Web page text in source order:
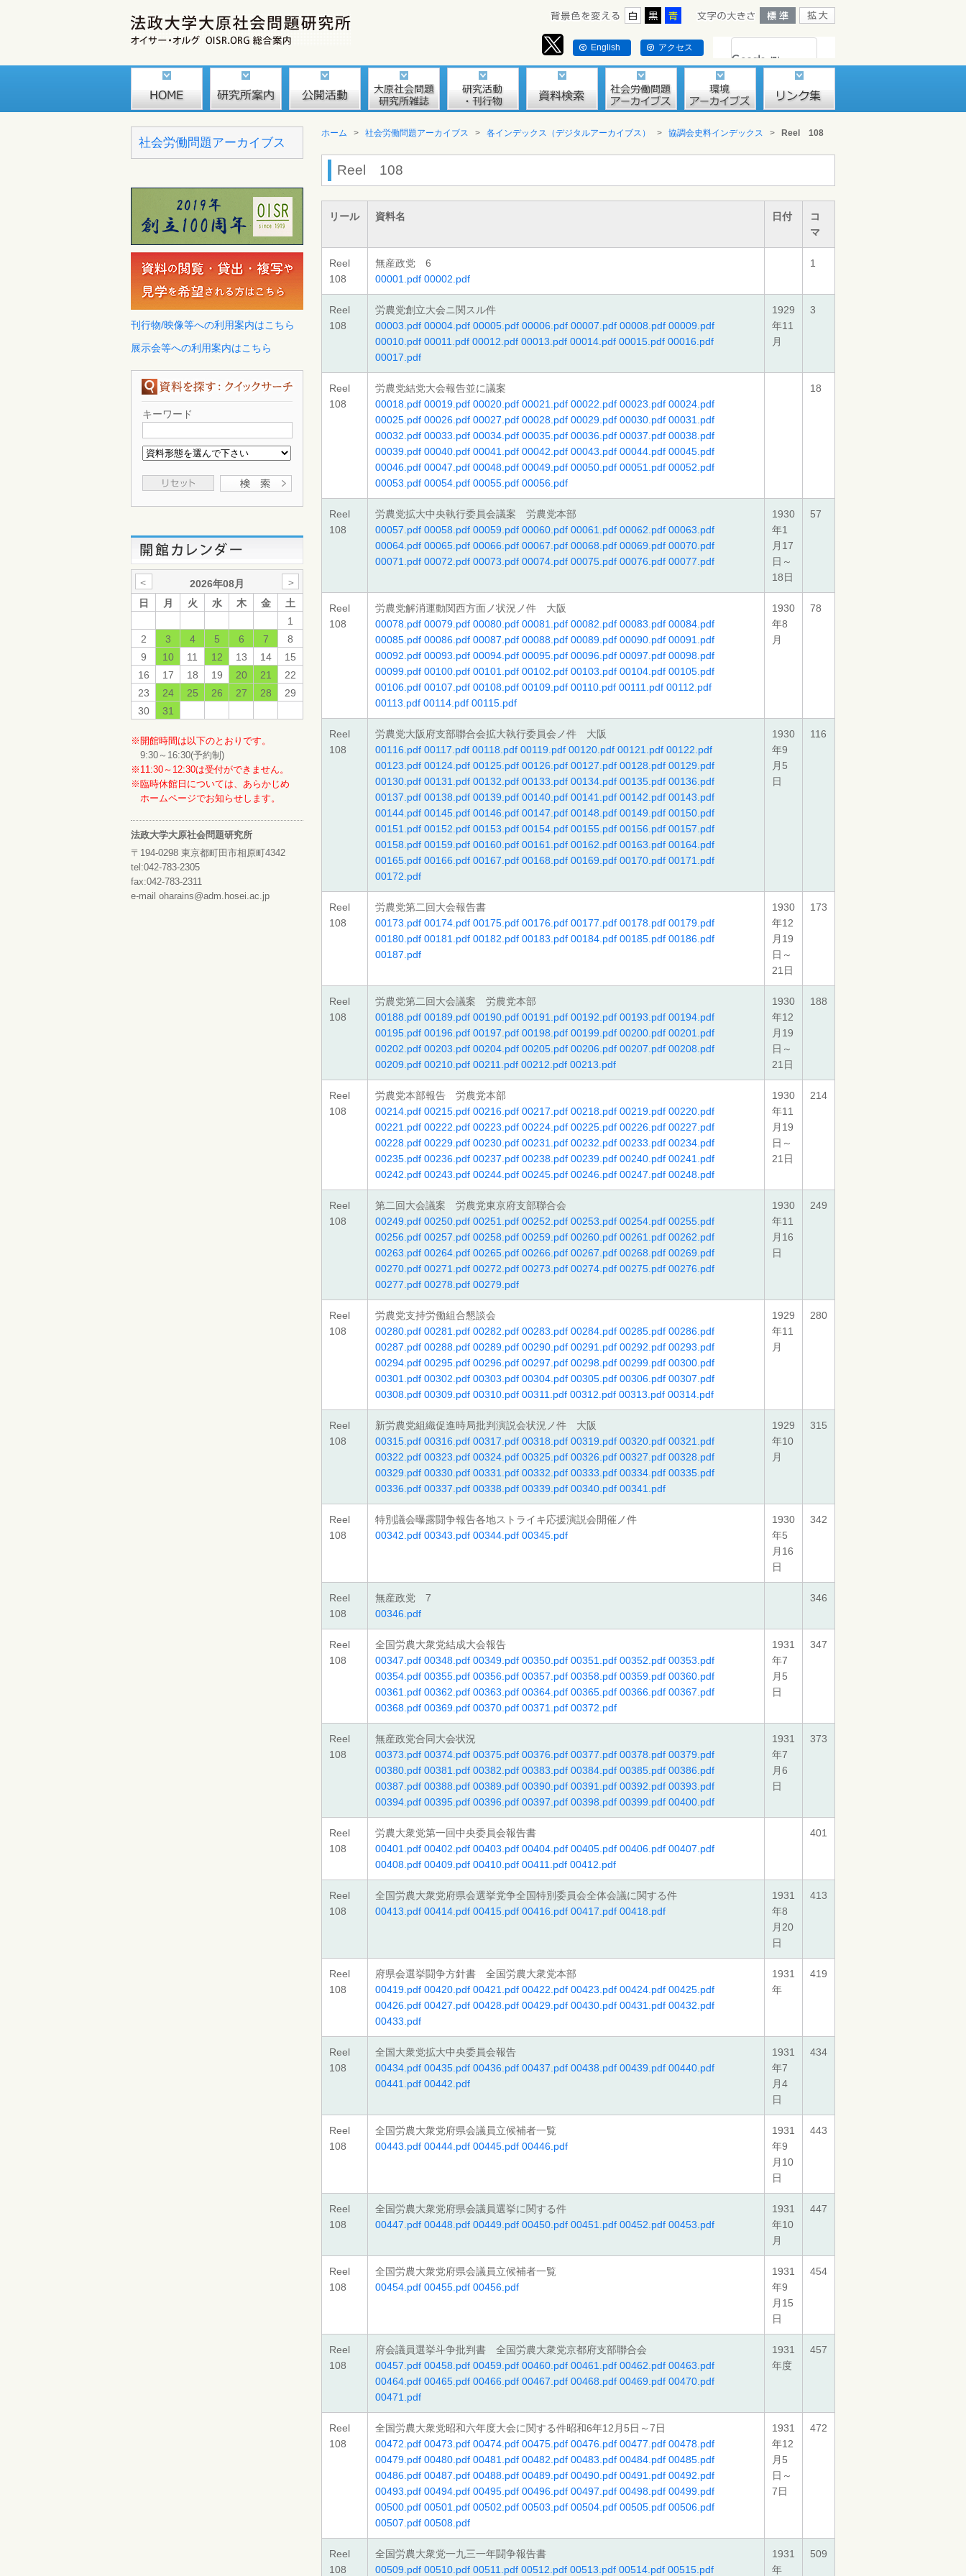
English アクセス
社会労働問題アーカイブス
刊行物/映像等への利用案内はこちら
展示会等への利用案内はこちら
キーワード
＜ 2026年08月
＞
日
月 火 水 木 金
土
1
2
3 4 5 6 7
8
9
10 11 12 13 14
15
16
17 18 19 20 21
22
23
24 25 26 27 28
29
30
31
※開館時間は以下のとおりです。
9:30～16:30(予約制)
※11:30～12:30は受付ができません。
※臨時休館日については、あらかじめ
ホームページでお知らせします。
法政大学大原社会問題研究所
〒194-0298 東京都町田市相原町4342
tel:042-783-2305
fax:042-783-2311
e-mail oharains@adm.hosei.ac.jp
ホーム > 社会労働問題アーカイブス > 各インデックス（デジタルアーカイブス） > 協調会史料インデックス > Reel 108
Reel 108
リール 資料名 日付
コ
マ
Reel
108
無産政党 6
00001.pdf 00002.pdf
1
Reel
108
労農党創立大会ニ関スル件
00003.pdf 00004.pdf 00005.pdf 00006.pdf 00007.pdf 00008.pdf 00009.pdf
00010.pdf 00011.pdf 00012.pdf 00013.pdf 00014.pdf 00015.pdf 00016.pdf
00017.pdf
1929
年11
月
3
Reel
108
労農党結党大会報告並に議案
00018.pdf 00019.pdf 00020.pdf 00021.pdf 00022.pdf 00023.pdf 00024.pdf
00025.pdf 00026.pdf 00027.pdf 00028.pdf 00029.pdf 00030.pdf 00031.pdf
00032.pdf 00033.pdf 00034.pdf 00035.pdf 00036.pdf 00037.pdf 00038.pdf
00039.pdf 00040.pdf 00041.pdf 00042.pdf 00043.pdf 00044.pdf 00045.pdf
00046.pdf 00047.pdf 00048.pdf 00049.pdf 00050.pdf 00051.pdf 00052.pdf
00053.pdf 00054.pdf 00055.pdf 00056.pdf
18
Reel
108
労農党拡大中央執行委員会議案 労農党本部
00057.pdf 00058.pdf 00059.pdf 00060.pdf 00061.pdf 00062.pdf 00063.pdf
00064.pdf 00065.pdf 00066.pdf 00067.pdf 00068.pdf 00069.pdf 00070.pdf
00071.pdf 00072.pdf 00073.pdf 00074.pdf 00075.pdf 00076.pdf 00077.pdf
1930
年1
月17
日～
18日
57
Reel
108
労農党解消運動関西方面ノ状況ノ件 大阪
00078.pdf 00079.pdf 00080.pdf 00081.pdf 00082.pdf 00083.pdf 00084.pdf
00085.pdf 00086.pdf 00087.pdf 00088.pdf 00089.pdf 00090.pdf 00091.pdf
00092.pdf 00093.pdf 00094.pdf 00095.pdf 00096.pdf 00097.pdf 00098.pdf
00099.pdf 00100.pdf 00101.pdf 00102.pdf 00103.pdf 00104.pdf 00105.pdf
00106.pdf 00107.pdf 00108.pdf 00109.pdf 00110.pdf 00111.pdf 00112.pdf
00113.pdf 00114.pdf 00115.pdf
1930
年8
月
78
Reel
108
労農党大阪府支部聯合会拡大執行委員会ノ件 大阪
00116.pdf 00117.pdf 00118.pdf 00119.pdf 00120.pdf 00121.pdf 00122.pdf
00123.pdf 00124.pdf 00125.pdf 00126.pdf 00127.pdf 00128.pdf 00129.pdf
00130.pdf 00131.pdf 00132.pdf 00133.pdf 00134.pdf 00135.pdf 00136.pdf
00137.pdf 00138.pdf 00139.pdf 00140.pdf 00141.pdf 00142.pdf 00143.pdf
00144.pdf 00145.pdf 00146.pdf 00147.pdf 00148.pdf 00149.pdf 00150.pdf
00151.pdf 00152.pdf 00153.pdf 00154.pdf 00155.pdf 00156.pdf 00157.pdf
00158.pdf 00159.pdf 00160.pdf 00161.pdf 00162.pdf 00163.pdf 00164.pdf
00165.pdf 00166.pdf 00167.pdf 00168.pdf 00169.pdf 00170.pdf 00171.pdf
00172.pdf
1930
年9
月5
日
116
Reel
108
労農党第二回大会報告書
00173.pdf 00174.pdf 00175.pdf 00176.pdf 00177.pdf 00178.pdf 00179.pdf
00180.pdf 00181.pdf 00182.pdf 00183.pdf 00184.pdf 00185.pdf 00186.pdf
00187.pdf
1930
年12
月19
日～
21日
173
Reel
108
労農党第二回大会議案 労農党本部
00188.pdf 00189.pdf 00190.pdf 00191.pdf 00192.pdf 00193.pdf 00194.pdf
00195.pdf 00196.pdf 00197.pdf 00198.pdf 00199.pdf 00200.pdf 00201.pdf
00202.pdf 00203.pdf 00204.pdf 00205.pdf 00206.pdf 00207.pdf 00208.pdf
00209.pdf 00210.pdf 00211.pdf 00212.pdf 00213.pdf
1930
年12
月19
日～
21日
188
Reel
108
労農党本部報告 労農党本部
00214.pdf 00215.pdf 00216.pdf 00217.pdf 00218.pdf 00219.pdf 00220.pdf
00221.pdf 00222.pdf 00223.pdf 00224.pdf 00225.pdf 00226.pdf 00227.pdf
00228.pdf 00229.pdf 00230.pdf 00231.pdf 00232.pdf 00233.pdf 00234.pdf
00235.pdf 00236.pdf 00237.pdf 00238.pdf 00239.pdf 00240.pdf 00241.pdf
00242.pdf 00243.pdf 00244.pdf 00245.pdf 00246.pdf 00247.pdf 00248.pdf
1930
年11
月19
日～
21日
214
Reel
108
第二回大会議案 労農党東京府支部聯合会
00249.pdf 00250.pdf 00251.pdf 00252.pdf 00253.pdf 00254.pdf 00255.pdf
00256.pdf 00257.pdf 00258.pdf 00259.pdf 00260.pdf 00261.pdf 00262.pdf
00263.pdf 00264.pdf 00265.pdf 00266.pdf 00267.pdf 00268.pdf 00269.pdf
00270.pdf 00271.pdf 00272.pdf 00273.pdf 00274.pdf 00275.pdf 00276.pdf
00277.pdf 00278.pdf 00279.pdf
1930
年11
月16
日
249
Reel
108
労農党支持労働組合懇談会
00280.pdf 00281.pdf 00282.pdf 00283.pdf 00284.pdf 00285.pdf 00286.pdf
00287.pdf 00288.pdf 00289.pdf 00290.pdf 00291.pdf 00292.pdf 00293.pdf
00294.pdf 00295.pdf 00296.pdf 00297.pdf 00298.pdf 00299.pdf 00300.pdf
00301.pdf 00302.pdf 00303.pdf 00304.pdf 00305.pdf 00306.pdf 00307.pdf
00308.pdf 00309.pdf 00310.pdf 00311.pdf 00312.pdf 00313.pdf 00314.pdf
1929
年11
月
280
Reel
108
新労農党組織促進時局批判演説会状況ノ件 大阪
00315.pdf 00316.pdf 00317.pdf 00318.pdf 00319.pdf 00320.pdf 00321.pdf
00322.pdf 00323.pdf 00324.pdf 00325.pdf 00326.pdf 00327.pdf 00328.pdf
00329.pdf 00330.pdf 00331.pdf 00332.pdf 00333.pdf 00334.pdf 00335.pdf
00336.pdf 00337.pdf 00338.pdf 00339.pdf 00340.pdf 00341.pdf
1929
年10
月
315
Reel
108
特別議会曝露闘争報告各地ストライキ応援演説会開催ノ件
00342.pdf 00343.pdf 00344.pdf 00345.pdf
1930
年5
月16
日
342
Reel
108
無産政党 7
00346.pdf
346
Reel
108
全国労農大衆党結成大会報告
00347.pdf 00348.pdf 00349.pdf 00350.pdf 00351.pdf 00352.pdf 00353.pdf
00354.pdf 00355.pdf 00356.pdf 00357.pdf 00358.pdf 00359.pdf 00360.pdf
00361.pdf 00362.pdf 00363.pdf 00364.pdf 00365.pdf 00366.pdf 00367.pdf
00368.pdf 00369.pdf 00370.pdf 00371.pdf 00372.pdf
1931
年7
月5
日
347
Reel
108
無産政党合同大会状況
00373.pdf 00374.pdf 00375.pdf 00376.pdf 00377.pdf 00378.pdf 00379.pdf
00380.pdf 00381.pdf 00382.pdf 00383.pdf 00384.pdf 00385.pdf 00386.pdf
00387.pdf 00388.pdf 00389.pdf 00390.pdf 00391.pdf 00392.pdf 00393.pdf
00394.pdf 00395.pdf 00396.pdf 00397.pdf 00398.pdf 00399.pdf 00400.pdf
1931
年7
月6
日
373
Reel
108
労農大衆党第一回中央委員会報告書
00401.pdf 00402.pdf 00403.pdf 00404.pdf 00405.pdf 00406.pdf 00407.pdf
00408.pdf 00409.pdf 00410.pdf 00411.pdf 00412.pdf
401
Reel
108
全国労農大衆党府県会選挙党争全国特別委員会全体会議に関する件
00413.pdf 00414.pdf 00415.pdf 00416.pdf 00417.pdf 00418.pdf
1931
年8
月20
日
413
Reel
108
府県会選挙闘争方針書 全国労農大衆党本部
00419.pdf 00420.pdf 00421.pdf 00422.pdf 00423.pdf 00424.pdf 00425.pdf
00426.pdf 00427.pdf 00428.pdf 00429.pdf 00430.pdf 00431.pdf 00432.pdf
00433.pdf
1931
年
419
Reel
108
全国大衆党拡大中央委員会報告
00434.pdf 00435.pdf 00436.pdf 00437.pdf 00438.pdf 00439.pdf 00440.pdf
00441.pdf 00442.pdf
1931
年7
月4
日
434
Reel
108
全国労農大衆党府県会議員立候補者一覧
00443.pdf 00444.pdf 00445.pdf 00446.pdf
1931
年9
月10
日
443
Reel
108
全国労農大衆党府県会議員選挙に関する件
00447.pdf 00448.pdf 00449.pdf 00450.pdf 00451.pdf 00452.pdf 00453.pdf
1931
年10
月
447
Reel
108
全国労農大衆党府県会議員立候補者一覧
00454.pdf 00455.pdf 00456.pdf
1931
年9
月15
日
454
Reel
108
府会議員選挙斗争批判書 全国労農大衆党京都府支部聯合会
00457.pdf 00458.pdf 00459.pdf 00460.pdf 00461.pdf 00462.pdf 00463.pdf
00464.pdf 00465.pdf 00466.pdf 00467.pdf 00468.pdf 00469.pdf 00470.pdf
00471.pdf
1931
年度
457
Reel
108
全国労農大衆党昭和六年度大会に関する件昭和6年12月5日～7日
00472.pdf 00473.pdf 00474.pdf 00475.pdf 00476.pdf 00477.pdf 00478.pdf
00479.pdf 00480.pdf 00481.pdf 00482.pdf 00483.pdf 00484.pdf 00485.pdf
00486.pdf 00487.pdf 00488.pdf 00489.pdf 00490.pdf 00491.pdf 00492.pdf
00493.pdf 00494.pdf 00495.pdf 00496.pdf 00497.pdf 00498.pdf 00499.pdf
00500.pdf 00501.pdf 00502.pdf 00503.pdf 00504.pdf 00505.pdf 00506.pdf
00507.pdf 00508.pdf
1931
年12
月5
日～
7日
472
Reel
108
全国労農大衆党一九三一年闘争報告書
00509.pdf 00510.pdf 00511.pdf 00512.pdf 00513.pdf 00514.pdf 00515.pdf
1931
年
509